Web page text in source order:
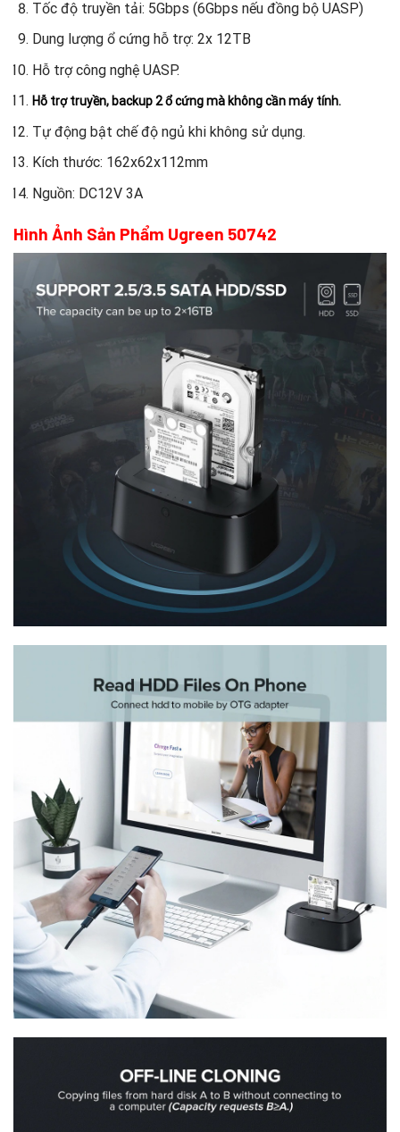
Tốc độ truyền tải: 5Gbps (6Gbps nếu đồng bộ UASP)
Dung lượng ổ cứng hỗ trợ: 2x 12TB
Hỗ trợ công nghệ UASP.
Hỗ trợ truyền, backup 2 ổ cứng mà không cần máy tính.
Tự động bật chế độ ngủ khi không sử dụng.
Kích thước: 162x62x112mm
Nguồn: DC12V 3A
Hình Ảnh Sản Phẩm Ugreen 50742